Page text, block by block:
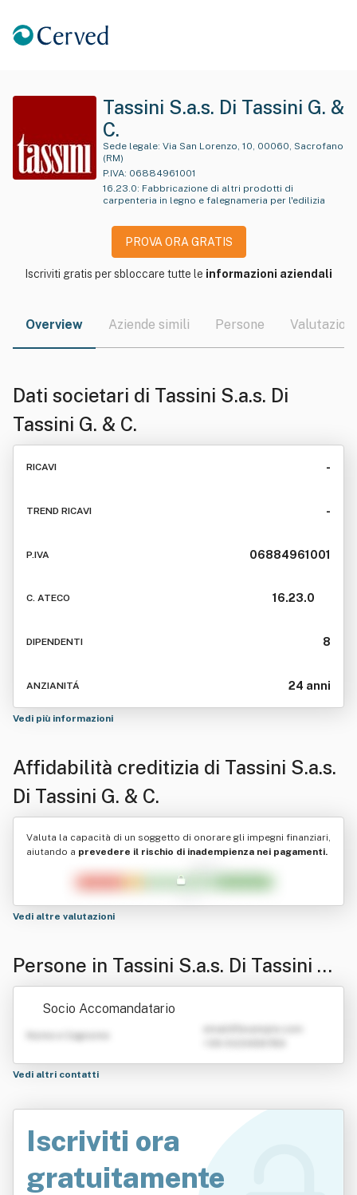
Tassini S.a.s. Di Tassini G. &
C.
Sede legale:
(RM)
P.IVA: 06884961001
16.23.0: Fabbricazione di altri prodotti di
carpenteria in legno e falegnameria per l'edilizia
PROVA ORA GRATIS
Iscriviti gratis per sbloccare tutte le informazioni aziendali
Overview Aziende simili Persone Valutazioni
Dati societari di Tassini S.a.s. Di
Tassini G. & C.
RICAVI -
TREND RICAVI -
P.IVA 06884961001
C. ATECO 16.23.0
DIPENDENTI 8
ANZIANITÁ 24 anni
Vedi più informazioni
Affidabilità creditizia di Tassini S.a.s.
Di Tassini G. & C.
Valuta la capacità di un soggetto di onorare gli impegni finanziari,
aiutando a prevedere il rischio di inadempienza nei pagamenti.
Vedi altre valutazioni
Persone in Tassini S.a.s. Di Tassini G.
& C.
Socio Accomandatario
Nome e Cognome
Vedi altri contatti
Iscriviti ora
gratuitamente